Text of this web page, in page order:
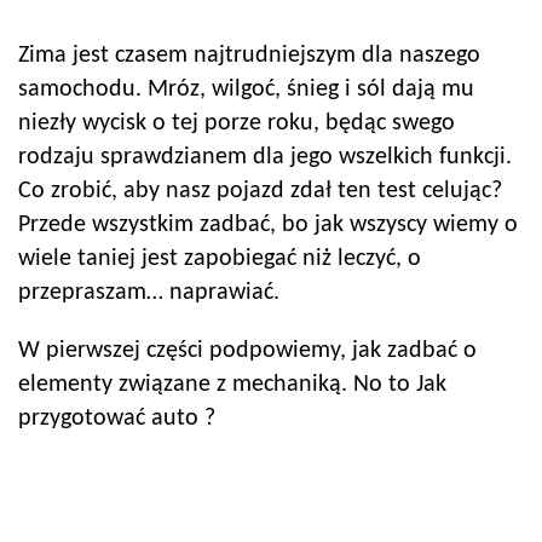
Zima jest czasem najtrudniejszym dla naszego
samochodu. Mróz, wilgoć, śnieg i sól dają mu
niezły wycisk o tej porze roku, będąc swego
rodzaju sprawdzianem dla jego wszelkich funkcji.
Co zrobić, aby nasz pojazd zdał ten test celując?
Przede wszystkim zadbać, bo jak wszyscy wiemy o
wiele taniej jest zapobiegać niż leczyć, o
przepraszam… naprawiać.
W pierwszej części podpowiemy, jak zadbać o
elementy związane z mechaniką. No to Jak
przygotować auto ?